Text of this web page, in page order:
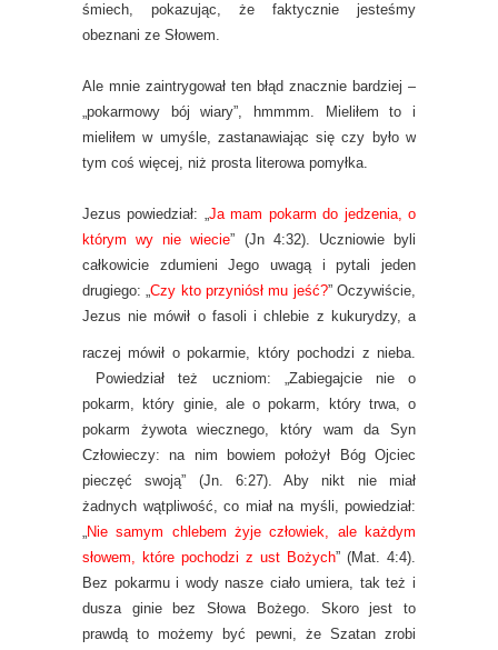
śmiech, pokazując, że faktycznie jesteśmy
obeznani ze Słowem.
Ale mnie zaintrygował ten błąd znacznie bardziej –
„pokarmowy bój wiary”, hmmmm. Mieliłem to i
mieliłem w umyśle, zastanawiając się czy było w
tym coś więcej, niż prosta literowa pomyłka.
Jezus powiedział: „Ja mam pokarm do jedzenia, o
którym wy nie wiecie” (Jn 4:32). Uczniowie byli
całkowicie zdumieni Jego uwagą i pytali jeden
drugiego: „Czy kto przyniósł mu jeść?” Oczywiście,
Jezus nie mówił o fasoli i chlebie z kukurydzy, a
raczej mówił o pokarmie, który pochodzi z nieba.
Powiedział też uczniom: „Zabiegajcie nie o
pokarm, który ginie, ale o pokarm, który trwa, o
pokarm żywota wiecznego, który wam da Syn
Człowieczy: na nim bowiem położył Bóg Ojciec
pieczęć swoją” (Jn. 6:27). Aby nikt nie miał
żadnych wątpliwość, co miał na myśli, powiedział:
„Nie samym chlebem żyje człowiek, ale każdym
słowem, które pochodzi z ust Bożych” (Mat. 4:4).
Bez pokarmu i wody nasze ciało umiera, tak też i
dusza ginie bez Słowa Bożego. Skoro jest to
prawdą to możemy być pewni, że Szatan zrobi